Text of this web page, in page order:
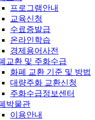
프로그램안내
교육신청
수료증발급
온라인학습
경제용어사전
교환 및 주화수급
화폐 교환 기준 및 방법
대량주화 교환신청
주화수급정보센터
박물관
이용안내